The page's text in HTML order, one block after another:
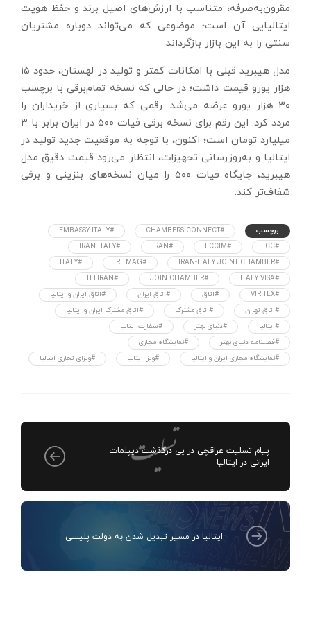
مقرون‌به‌صرفه، متناسب با ارزش‌های اصیل برند و حفظ هویت
ایتالیایی آن است؛ موضوعی که می‌تواند دوباره مشتریان
سنتی را به این بازار بازگرداند.
مدل هیبرید قبلی با امکانات کمتر و تولید در لهستان، حدود ۱۵
هزار یورو قیمت داشت؛ در حالی که نسخه تمام‌برقی با برچسب
۳۰ هزار یورو عرضه می‌شد. رقمی که بسیاری از خریداران را
مردد کرد. این رقم برای نسخه برقی فیات ۵۰۰ در ایران برابر با ۳
میلیارد تومان است؛ اکنون، با توجه به موقعیت جدید تولید در
ایتالیا و به‌روزرسانی تجهیزات، انتظار می‌رود قیمت دقیق مدل
هیبرید، جایگاه فیات ۵۰۰ را میان نسخه‌های بنزینی و برقی
شفاف‌تر کند.
برچسب #CHAMBERS CONNECT
#EMBASSY ITALY
#ICC
#IICCIM
#IRAN
#IRAN-ITALY
#IRAN-ITALY JOINT CHAMBER
#IRITMAG
#ITALY
#ITALY VISA
#JOIN CHAMBER
#TEHRAN
#VIRITEX
#اتاق #اتاق ایران
#اتاق ایران و ایتالیا
#اتاق تهران
#اتاق مشترک
#اتاق مشترک ایران و ایتالیا
#ایتالیا
#دنیای بهتر
#سفارت ایتالیا
#فصلنامه دنیای بهتر
#نمایشگاه مجازی
#نمایشگاه مجازی ایران و ایتالیا
#ویزا ایتالیا #ویزای تجاری ایتالیا
پیام تسلیت عراقچی در پی درگذشت دیپلمات
ایرانی در ایتالیا
ایتالیا در مسیر تبدیل شدن به دولت پلیسی